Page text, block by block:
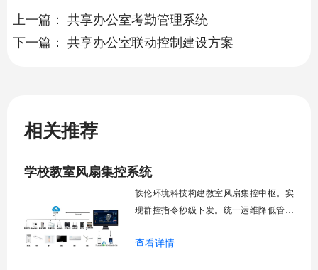
上一篇： 共享办公室考勤管理系统
下一篇： 共享办公室联动控制建设方案
相关推荐
学校教室风扇集控系统
轶伦环境科技构建教室风扇集控中枢。实
现群控指令秒级下发。统一运维降低管理
巡检盲区。保障教学环境温湿度适宜。数
查看详情